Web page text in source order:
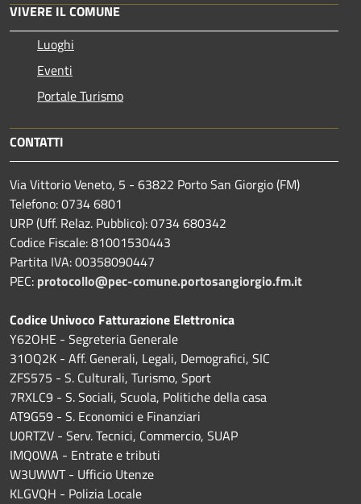
VIVERE IL COMUNE
Luoghi
Eventi
Portale Turismo
CONTATTI
Via Vittorio Veneto, 5 - 63822 Porto San Giorgio (FM)
Telefono: 0734 6801
URP (Uff. Relaz. Pubblico): 0734 680342
Codice Fiscale: 81001530443
Partita IVA: 00358090447
PEC: protocollo@pec-comune.portosangiorgio.fm.it
Codice Univoco Fatturazione Elettronica
Y62OHE - Segreteria Generale
31OQ2K - Aff. Generali, Legali, Demografici, SIC
ZFS575 - S. Culturali, Turismo, Sport
7RXLC9 - S. Sociali, Scuola, Politiche della casa
AT9G59 - S. Economici e Finanziari
U0RTZV - Serv. Tecnici, Commercio, SUAP
IMQ0WA - Entrate e tributi
W3UWWT - Ufficio Utenze
KLGVQH - Polizia Locale